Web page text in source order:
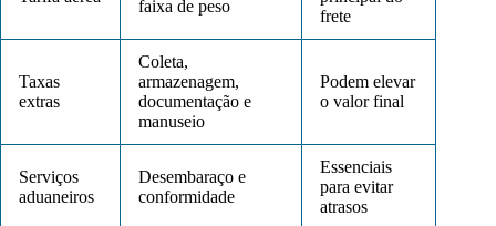
faixa de peso
frete
Taxas
extras
Coleta,
armazenagem,
documentação e
manuseio
Podem elevar
o valor final
Serviços
aduaneiros
Desembaraço e
conformidade
Essenciais
para evitar
atrasos